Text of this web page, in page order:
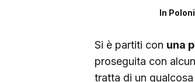
In
Si è partiti con una
proseguita con
tratta di un